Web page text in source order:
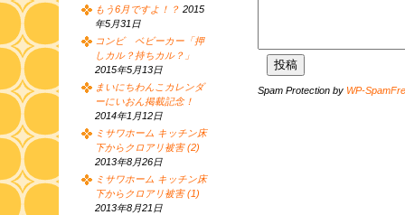
Spam Protection by WP-
もう6月ですよ！？ 2015
年5月31日
コンビ ベビーカー「押
しカル？持ちカル？」
2015年5月13日
まいにちわんこカレンダ
ーにいおん掲載記念！
2014年1月12日
ミサワホーム キッチン床
下からクロアリ被害 (2)
2013年8月26日
ミサワホーム キッチン床
下からクロアリ被害 (1)
2013年8月21日